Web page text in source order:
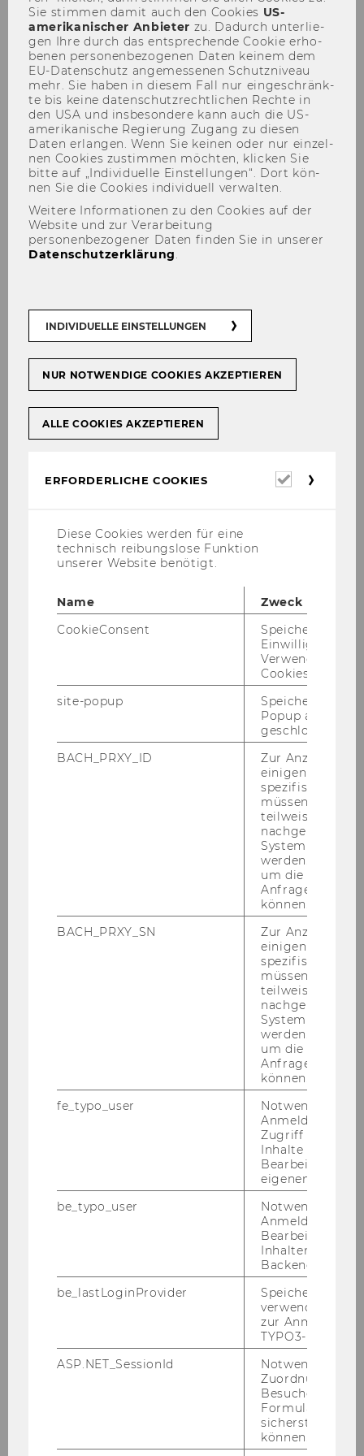
Univ. Prof. Dr. Sebastian
Kummer
sebastian.kummer@wu.ac.at
+43/1/31336-4590
+43/1/31336-904590
Vor­stands­ver­tre­tung
Univ. Prof. Tina Wakolbinger,
PhD
tina.wakolbinger@wu.ac.at
em. o. Univ. Prof. Dr. Peter Faller
sekretariat.itl@wu.ac.at
As­so­zi­ier­te Pro­fes­so­rIn­nen
Sie stim­men damit auch den Coo­kies US-​
amerikanischer An­bie­ter zu. Da­durch un­ter­lie­
gen Ihre durch das ent­spre­chen­de Coo­kie er­ho­
be­nen per­so­nen­be­zo­ge­nen Daten kei­nem dem
EU-​Datenschutz an­ge­mes­se­nen Schutz­ni­veau
mehr. Sie haben in die­sem Fall nur ein­ge­schränk­
te bis keine da­ten­schutz­recht­li­chen Rech­te in
den USA und ins­be­son­de­re kann auch die US-​
amerikanische Re­gie­rung Zu­gang zu die­sen
Daten er­lan­gen. Wenn Sie kei­nen oder nur ein­zel­
nen Coo­kies zu­stim­men möch­ten, kli­cken Sie
bitte auf „In­di­vi­du­el­le Ein­stel­lun­gen“. Dort kön­
nen Sie die Coo­kies in­di­vi­du­ell ver­wal­ten.
Weitere Informationen zu den Cookies auf der
Website und zur Verarbeitung
personenbezogener Daten finden Sie in unserer
Datenschutzerklärung.
INDIVIDUELLE EINSTELLUNGEN
NUR NOTWENDIGE COOKIES AKZEPTIEREN
ALLE COOKIES AKZEPTIEREN
ERFORDERLICHE COOKIES
Diese Cookies werden für eine
technisch reibungslose Funktion
unserer Website benötigt.
Name
Zweck
CookieConsent
Speichert Ihre
Einwilligung zur
Verwendung von
Cookies.
site-popup
Speichert ob ein
Popup
geschlossen
BACH_PRXY_ID
Zur Anzeige von
einigen WU-
spezifischen
müssen
teilweise von
nachgelagerten
System
werden.
um die Antwort
Anfrage
können.
BACH_PRXY_SN
Zur Anzeige von
einigen WU-
spezifischen
müssen
teilweise von
nachgelagerten
System
werden.
um die Antwort
Anfrage
können.
fe_typo_user
Notwendig für
Anmeldung und
Zugriff auf
Inhalte oder zur
Bearbeitung des
eigenen Profils.
be_typo_user
Notwendig für
Anmeldung und
Bearbeitung von
Inhalten im
Backend.
be_lastLoginProvider
Speichert die
verwendete
zur Anmeldung
TYPO3-Backend.
ASP.NET_SessionId
Notwendig, um
Zuordnung von
Besucher zu
sicherstellen zu
können.